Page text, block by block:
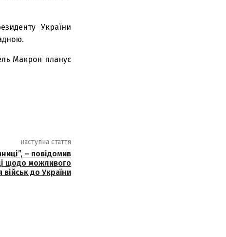
України
Макрон планує
наступна стаття
– повідомив
щодо можливого
військ до України